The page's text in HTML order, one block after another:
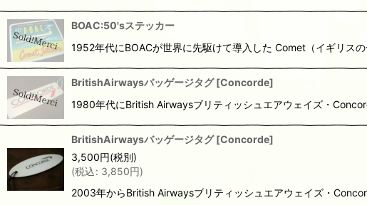
BOAC:50'sステッカー
1952年代にBOACが世界に先駆けて導入した Comet（イギリス
BritishAirwaysバッゲージタグ [Concorde]
1980年代にBritish Airwaysブリティッシュエアウェイズ・
BritishAirwaysバッゲージタグ [Concorde]
3,500円(税別)
(税込: 3,850円)
2003年からBritish Airwaysブリティッシュエアウェイズ・